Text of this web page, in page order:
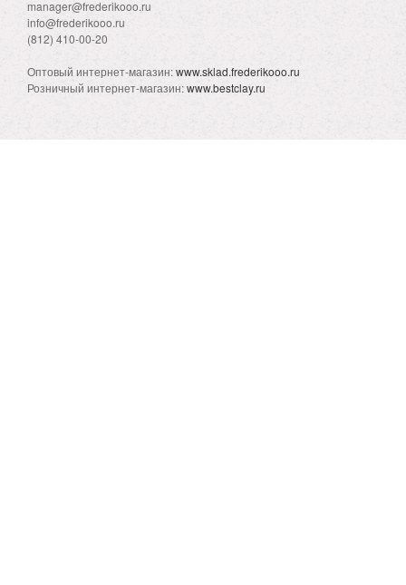
manager@frederikooo.ru
info@frederikooo.ru
(812) 410-00-20
Оптовый интернет-магазин:www.sklad.frederikooo.ru
Розничный интернет-магазин:www.bestclay.ru